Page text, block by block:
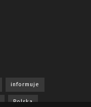
informuje
Polska